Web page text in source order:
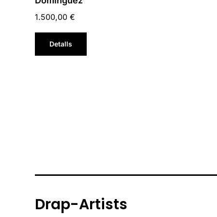
1.500,00 €
Detalls
Drap-Artists